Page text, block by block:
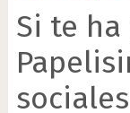
Si te